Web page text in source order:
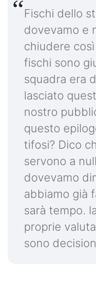
Fischi dello
dovevamo e
chiudere
fischi sono
squadra era
lasciato
nostro
questo
tifosi? Dico
servono a
dovevamo
abbiamo già
sarà tempo.
proprie
sono